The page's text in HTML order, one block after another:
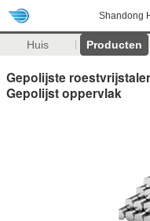
Shandong
Huis Producten
Gepolijste
Gepolijst oppervlak